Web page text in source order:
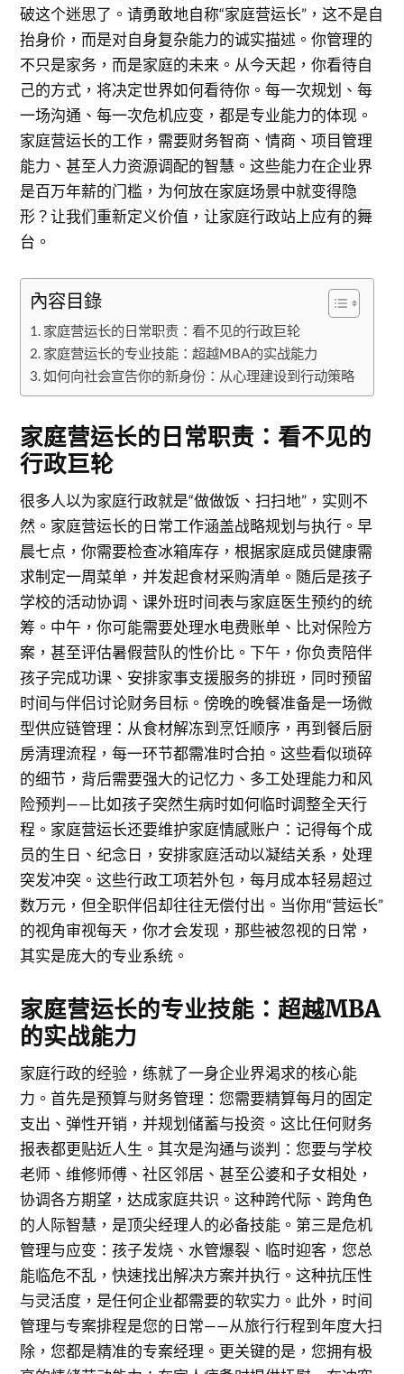
破这个迷思了。请勇敢地自称“家庭营运长”，这不是自
抬身价，而是对自身复杂能力的诚实描述。你管理的
不只是家务，而是家庭的未来。从今天起，你看待自
己的方式，将决定世界如何看待你。每一次规划、每
一场沟通、每一次危机应变，都是专业能力的体现。
家庭营运长的工作，需要财务智商、情商、项目管理
能力、甚至人力资源调配的智慧。这些能力在企业界
是百万年薪的门槛，为何放在家庭场景中就变得隐
形？让我们重新定义价值，让家庭行政站上应有的舞
台。
內容目錄
家庭营运长的日常职责：看不见的行政巨轮
家庭营运长的专业技能：超越MBA的实战能力
如何向社会宣告你的新身份：从心理建设到行动策略
家庭营运长的日常职责：看不见的
行政巨轮
很多人以为家庭行政就是“做做饭、扫扫地”，实则不
然。家庭营运长的日常工作涵盖战略规划与执行。早
晨七点，你需要检查冰箱库存，根据家庭成员健康需
求制定一周菜单，并发起食材采购清单。随后是孩子
学校的活动协调、课外班时间表与家庭医生预约的统
筹。中午，你可能需要处理水电费账单、比对保险方
案，甚至评估暑假营队的性价比。下午，你负责陪伴
孩子完成功课、安排家事支援服务的排班，同时预留
时间与伴侣讨论财务目标。傍晚的晚餐准备是一场微
型供应链管理：从食材解冻到烹饪顺序，再到餐后厨
房清理流程，每一环节都需准时合拍。这些看似琐碎
的细节，背后需要强大的记忆力、多工处理能力和风
险预判——比如孩子突然生病时如何临时调整全天行
程。家庭营运长还要维护家庭情感账户：记得每个成
员的生日、纪念日，安排家庭活动以凝结关系，处理
突发冲突。这些行政工项若外包，每月成本轻易超过
数万元，但全职伴侣却往往无偿付出。当你用“营运长”
的视角审视每天，你才会发现，那些被忽视的日常，
其实是庞大的专业系统。
家庭营运长的专业技能：超越MBA
的实战能力
家庭行政的经验，练就了一身企业界渴求的核心能
力。首先是预算与财务管理：您需要精算每月的固定
支出、弹性开销，并规划储蓄与投资。这比任何财务
报表都更贴近人生。其次是沟通与谈判：您要与学校
老师、维修师傅、社区邻居、甚至公婆和子女相处，
协调各方期望，达成家庭共识。这种跨代际、跨角色
的人际智慧，是顶尖经理人的必备技能。第三是危机
管理与应变：孩子发烧、水管爆裂、临时迎客，您总
能临危不乱，快速找出解决方案并执行。这种抗压性
与灵活度，是任何企业都需要的软实力。此外，时间
管理与专案排程是您的日常——从旅行行程到年度大扫
除，您都是精准的专案经理。更关键的是，您拥有极